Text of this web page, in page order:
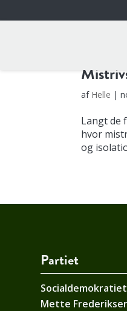
af Helle |
Langt de
hvor
og
Partiet
Mette